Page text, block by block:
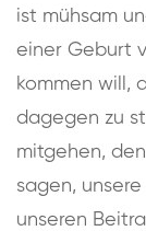
ist mühsam
einer Geburt
kommen will,
dagegen zu
mitgehen,
sagen,
unseren